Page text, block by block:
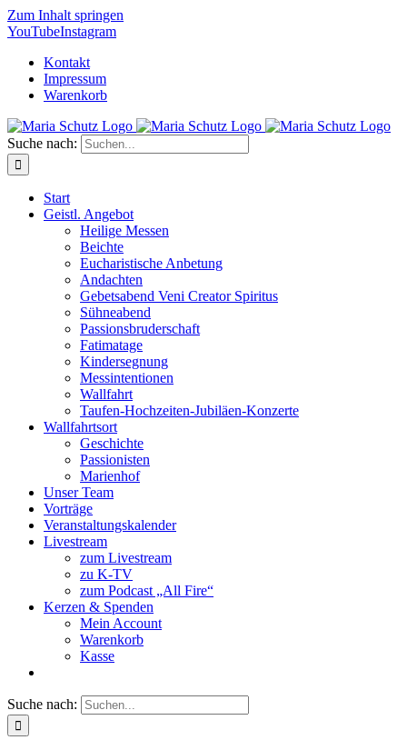
Zum Inhalt springen
YouTubeInstagram
Kontakt
Impressum
Warenkorb
Suche nach:
Start
Geistl. Angebot
Heilige Messen
Beichte
Eucharistische Anbetung
Andachten
Gebetsabend Veni Creator Spiritus
Sühneabend
Passionsbruderschaft
Fatimatage
Kindersegnung
Messintentionen
Wallfahrt
Taufen-Hochzeiten-Jubiläen-Konzerte
Wallfahrtsort
Geschichte
Passionisten
Marienhof
Unser Team
Vorträge
Veranstaltungskalender
Livestream
zum Livestream
zu K-TV
zum Podcast „All Fire“
Kerzen & Spenden
Mein Account
Warenkorb
Kasse
Suche nach: